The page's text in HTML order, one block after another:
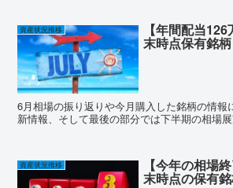
資産状況推移 【年間配当
末時点保有銘
6月相場の振り返りや今月購入した銘柄の情報
新情報、そして最後の部分では下半期の相場展
資産状況推移 【今年の相場
末時点の保有